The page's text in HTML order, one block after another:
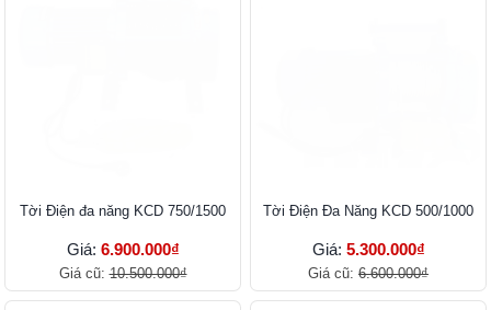
Tời Điện đa năng KCD 750/1500
Giá: 6.900.000₫
Giá cũ:10.500.000₫
Tời Điện Đa Năng KCD 500/1000
Giá: 5.300.000₫
Giá cũ: 6.600.000₫